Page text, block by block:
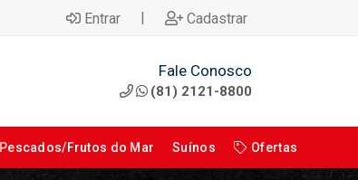
Entrar | Cadastrar
Fale Conosco
(81) 2121-8800
Pescados/Frutos do Mar Suínos Ofertas